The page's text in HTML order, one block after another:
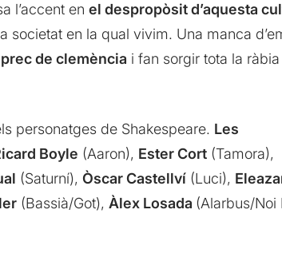
l’accent en el despropòsit d’aquesta
en la qual vivim. Una manca
de clemència i fan sorgir tota la
personatges de Shakespeare. Les
Boyle (Aaron), Ester Cort(Tamora),
(Saturní), Òscar Castellví(Luci),
(Bassià/Got), Àlex Losada (Alarbus/Noi